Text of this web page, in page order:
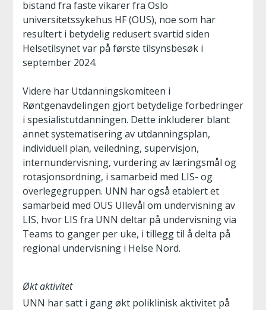
bistand fra faste vikarer fra Oslo
universitetssykehus HF (OUS), noe som har
resultert i betydelig redusert svartid siden
Helsetilsynet var på første tilsynsbesøk i
september 2024.
Videre har Utdanningskomiteen i
Røntgenavdelingen gjort betydelige forbedringer
i spesialistutdanningen. Dette inkluderer blant
annet systematisering av utdanningsplan,
individuell plan, veiledning, supervisjon,
internundervisning, vurdering av læringsmål og
rotasjonsordning, i samarbeid med LIS- og
overlegegruppen. UNN har også etablert et
samarbeid med OUS Ullevål om undervisning av
LIS, hvor LIS fra UNN deltar på undervisning via
Teams to ganger per uke, i tillegg til å delta på
regional undervisning i Helse Nord.
Økt aktivitet
UNN har satt i gang økt poliklinisk aktivitet på